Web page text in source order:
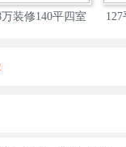
装修140平四室